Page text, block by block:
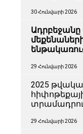
30 Հունվարի 2026
29 Հունվարի 2026
2025
29 Հունվարի 2026